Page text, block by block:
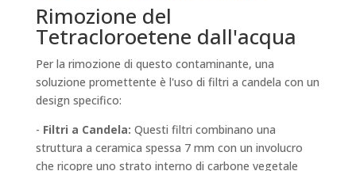
Rimozione del
Tetracloroetene dall'acqua
Per la rimozione di questo contaminante, una
soluzione promettente è l'uso di filtri a candela con un
design specifico:
- Filtri a Candela: Questi filtri combinano una
struttura a ceramica spessa 7 mm con un involucro
che ricopre uno strato interno di carbone vegetale